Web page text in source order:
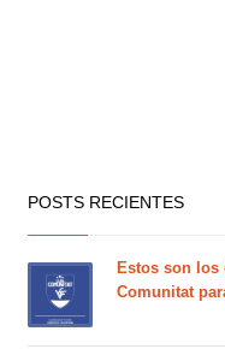
POSTS RECIENTES
Estos son
Comunitat